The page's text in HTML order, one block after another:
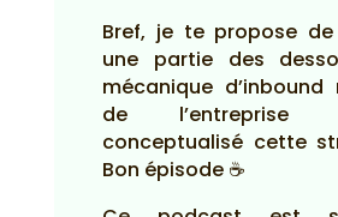
Bref, je te propose
une partie des
mécanique d’inbound
de
conceptualisé cette
Bon épisode ☕